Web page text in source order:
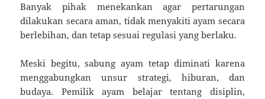
Banyak pihak menekankan agar pertarungan
dilakukan secara aman, tidak menyakiti ayam secara
berlebihan, dan tetap sesuai regulasi yang berlaku.
Meski begitu, sabung ayam tetap diminati karena
menggabungkan unsur strategi, hiburan, dan
budaya. Pemilik ayam belajar tentang disiplin,